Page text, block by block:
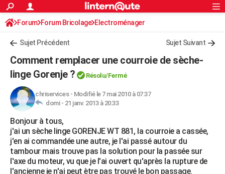
ACTUALITÉS
Politique
Société
Faits Divers
Education
Monde
Villes
+
Programme TV
TNTStreaming
Cinéma
Sorties cinéma
Musique
+FINANCE
Retraite
Impôts
Epargne
Immobilier
Risques naturels par ville
Banque
Assurance
Crédit
AUTO
Essais
Réserver un essai
Citadines
Berlines
SUV
Forum auto
HIGH-TECH
Mobiles
Meilleur smartphone
Internet
Ordinateurs
Jeux vidéo
Guide high-tech
+
BRICOLAGE
Forum
Aménagement intérieur
Extérieur
Cuisine
Salle de bains
Jardinage
Rangement
WEEK-END
S'inscrire
Connexion
Forum Forum Bricolage Electroménager
Sujet Précédent Sujet Suivant
Comment remplacer une courroie de sèche-
linge Gorenje ?
Résolu/Fermé
chriservices- Modifié le 7 mai 2010 à 07:37
domi - 21 janv. 2013 à 20:33
Bonjour à tous,
j'ai un sèche linge GORENJE WT 881, la courroie a cassée,
j'en ai commandée une autre, je l'ai passé autour du
tambour mais trouve pas la solution pour la passée sur
l'axe du moteur, vu que je l'ai ouvert qu'après la rupture de
l'ancienne je n'ai peut ètre pas trouvé le bon passage.